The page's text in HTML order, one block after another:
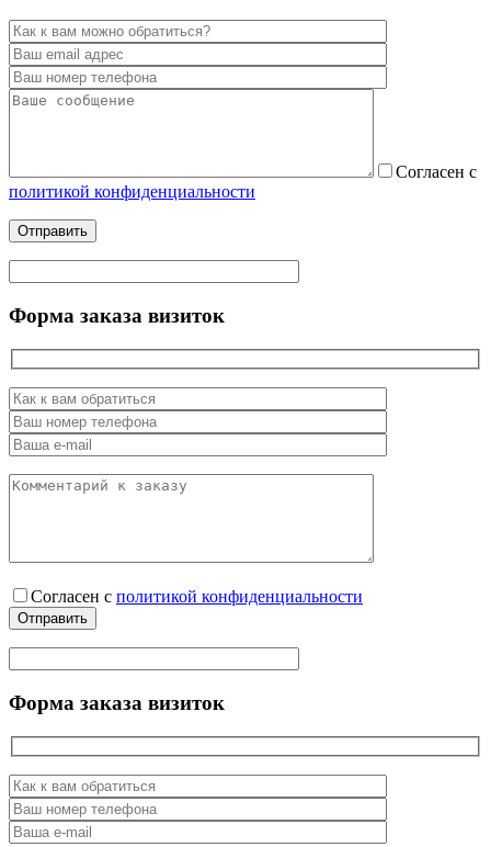
Согласен с
политикой конфиденциальности
Форма заказа визиток
Согласен с политикой конфиденциальности
Форма заказа визиток